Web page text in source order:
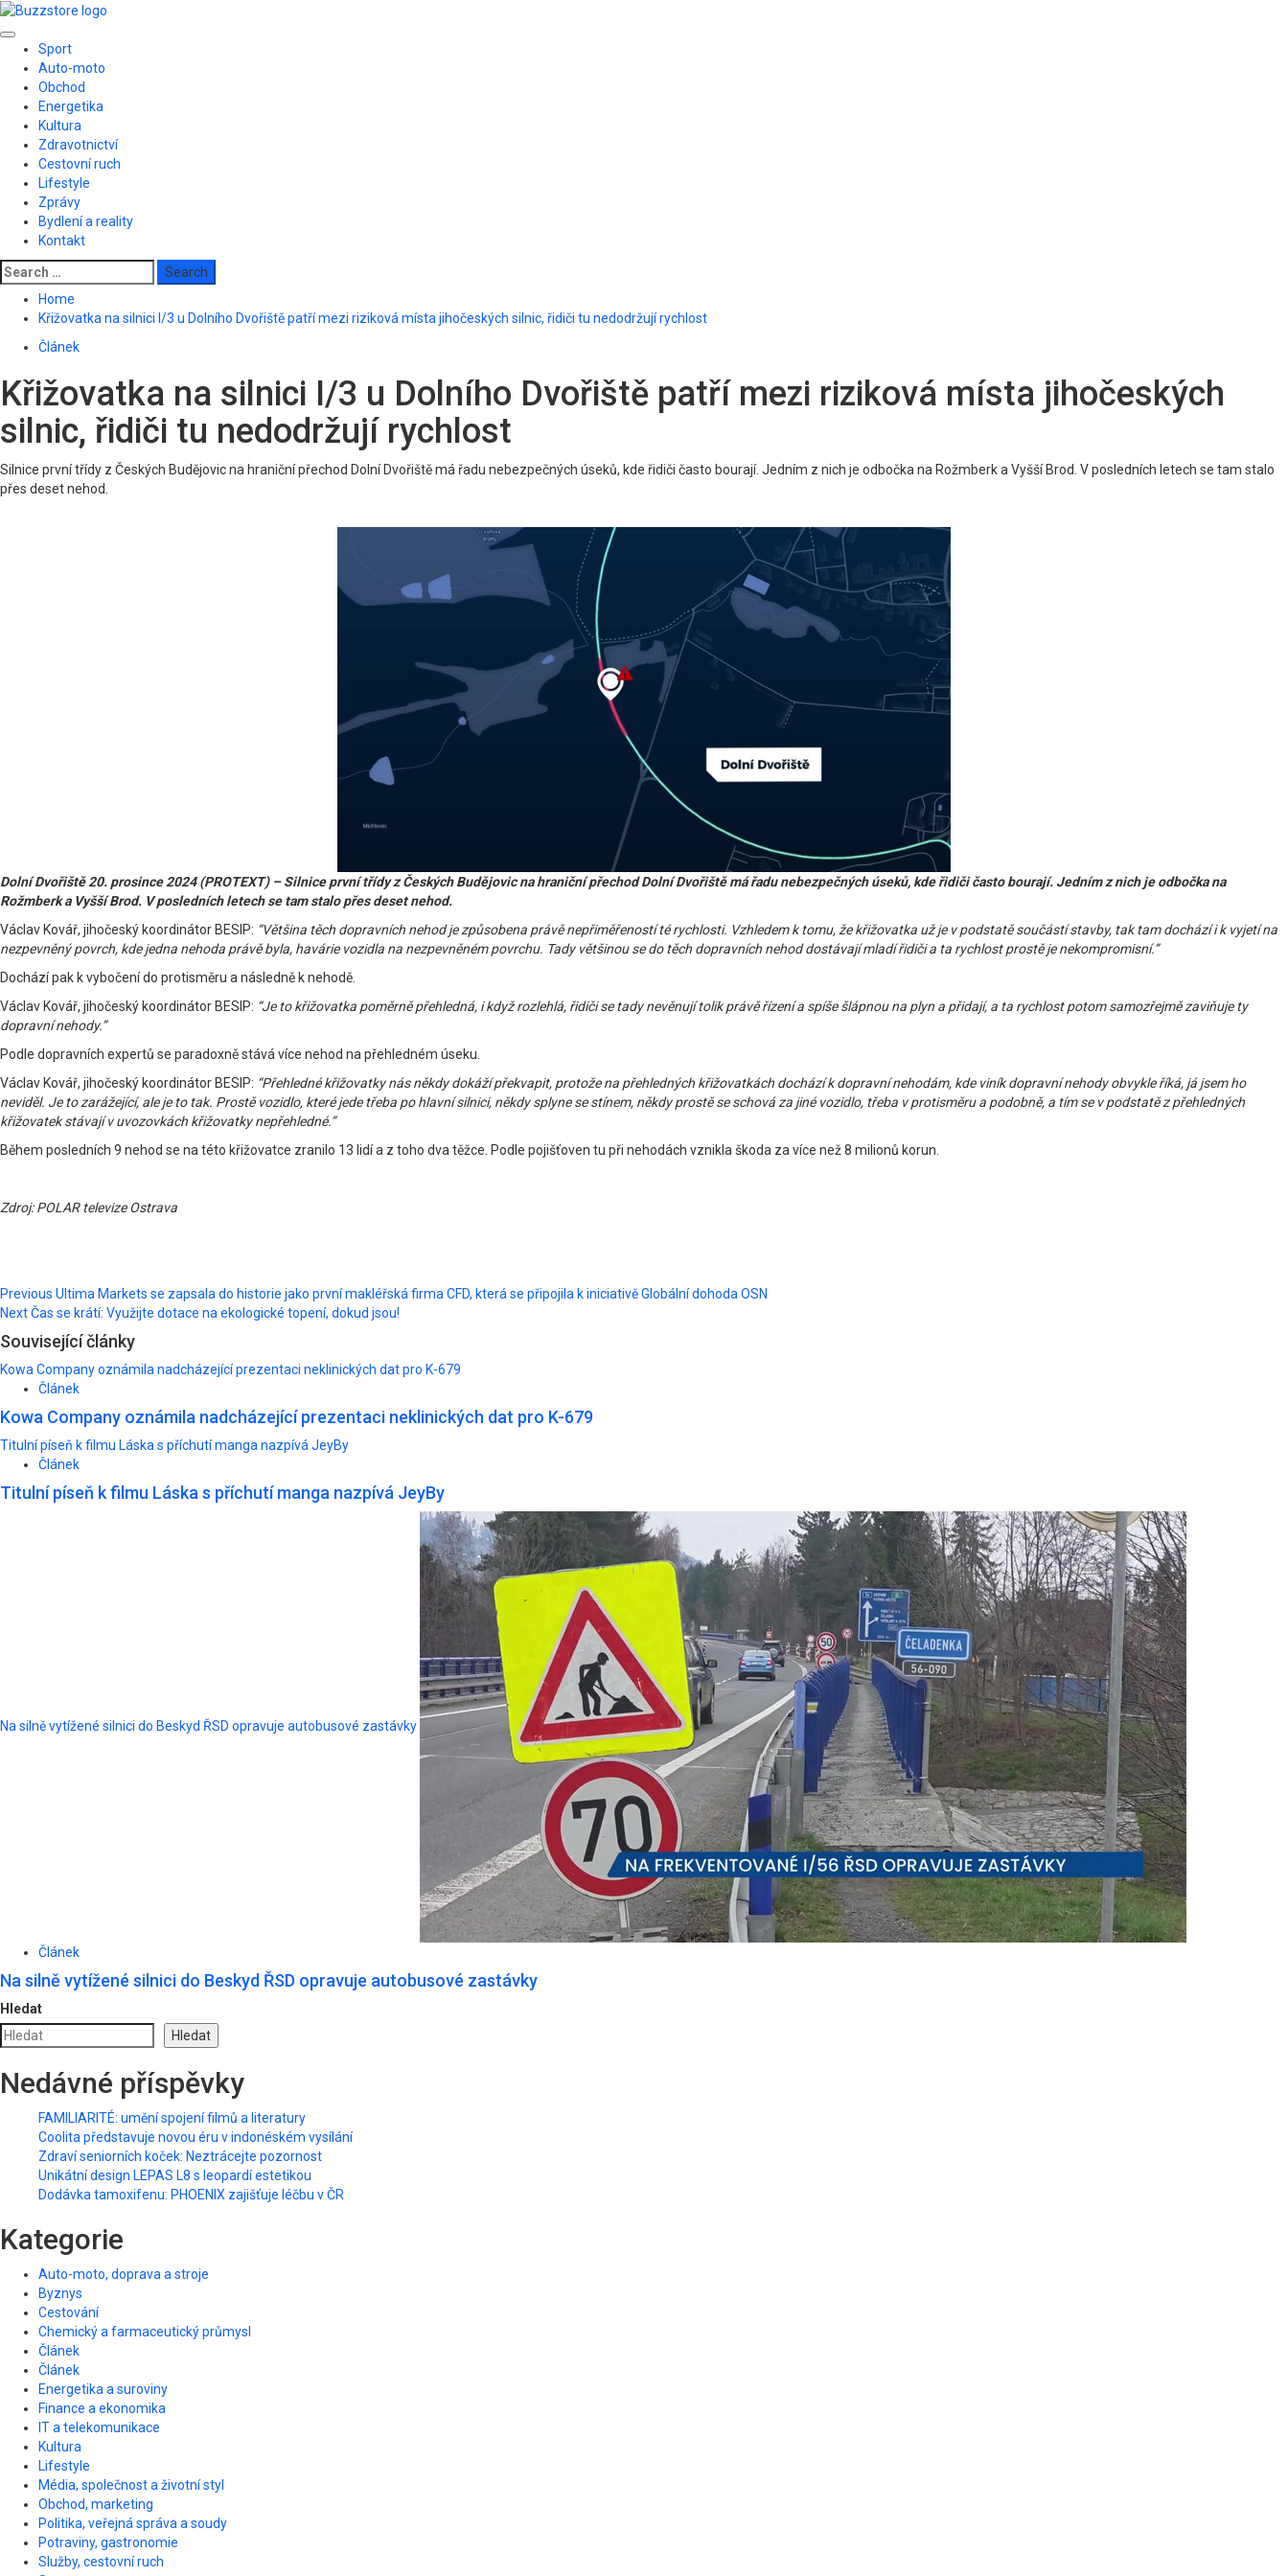
Skip
content
Primary
Menu
Sport
Auto-moto
Obchod
Energetika
Kultura
Zdravotnictví
Cestovní ruch
Lifestyle
Zprávy
Bydlení a reality
Kontakt
Search
for:
Home
Křižovatka na silnici I/3 u Dolního Dvořiště patří mezi riziková místa jihočeských silnic, řidiči tu nedodržují rychlost
Článek
Křižovatka na silnici I/3 u Dolního Dvořiště patří mezi riziková místa jihočeských
silnic, řidiči tu nedodržují rychlost
Silnice první třídy z Českých Budějovic na hraniční přechod Dolní Dvořiště má řadu nebezpečných úseků, kde řidiči často bourají. Jedním z nich je odbočka na Rožmberk a Vyšší Brod. V posledních letech se tam stalo
přes deset nehod.
Dolní Dvořiště 20. prosince 2024 (PROTEXT) – Silnice první třídy z Českých Budějovic na hraniční přechod Dolní Dvořiště má řadu nebezpečných úseků, kde řidiči často bourají. Jedním z nich je odbočka na
Rožmberk a Vyšší Brod. V posledních letech se tam stalo přes deset nehod.
Václav Kovář, jihočeský koordinátor BESIP: “Většina těch dopravních nehod je způsobena právě nepřiměřeností té rychlosti. Vzhledem k tomu, že křižovatka už je v podstatě součástí stavby, tak tam dochází i k vyjetí na
nezpevněný povrch, kde jedna nehoda právě byla, havárie vozidla na nezpevněném povrchu. Tady většinou se do těch dopravních nehod dostávají mladí řidiči a ta rychlost prostě je nekompromisní.”
Dochází pak k vybočení do protisměru a následně k nehodě.
Václav Kovář, jihočeský koordinátor BESIP: “Je to křižovatka poměrně přehledná, i když rozlehlá, řidiči se tady nevěnují tolik právě řízení a spíše šlápnou na plyn a přidají, a ta rychlost potom samozřejmě zaviňuje ty
dopravní nehody.”
Podle dopravních expertů se paradoxně stává více nehod na přehledném úseku.
Václav Kovář, jihočeský koordinátor BESIP: “Přehledné křižovatky nás někdy dokáží překvapit, protože na přehledných křižovatkách dochází k dopravní nehodám, kde viník dopravní nehody obvykle říká, já jsem ho
neviděl. Je to zarážející, ale je to tak. Prostě vozidlo, které jede třeba po hlavní silnici, někdy splyne se stínem, někdy prostě se schová za jiné vozidlo, třeba v protisměru a podobně, a tím se v podstatě z přehledných
křižovatek stávají v uvozovkách křižovatky nepřehledné.”
Během posledních 9 nehod se na této křižovatce zranilo 13 lidí a z toho dva těžce. Podle pojišťoven tu při nehodách vznikla škoda za více než 8 milionů korun.
Zdroj: POLAR televize Ostrava
Post
navigation
Previous Ultima Markets se zapsala do historie jako první makléřská firma CFD, která se připojila k iniciativě Globální dohoda OSN
NextČas se krátí: Využijte dotace na ekologické topení, dokud jsou!
Související články
Kowa Company oznámila nadcházející prezentaci neklinických dat pro K-679
Článek
Kowa Company oznámila nadcházející prezentaci neklinických dat pro K-679
Titulní píseň k filmu Láska s příchutí manga nazpívá JeyBy
Článek
Titulní píseň k filmu Láska s příchutí manga nazpívá JeyBy
Na silně vytížené silnici do Beskyd ŘSD opravuje autobusové zastávky
Článek
Na silně vytížené silnici do Beskyd ŘSD opravuje autobusové zastávky
Hledat
Hledat
Nedávné příspěvky
FAMILIARITÉ: umění spojení filmů a literatury
Coolita představuje novou éru v indonéském vysílání
Zdraví seniorních koček: Neztrácejte pozornost
Unikátní design LEPAS L8 s leopardí estetikou
Dodávka tamoxifenu: PHOENIX zajišťuje léčbu v ČR
Kategorie
Auto-moto, doprava a stroje
Byznys
Cestování
Chemický a farmaceutický průmysl
Článek
Článek
Energetika a suroviny
Finance a ekonomika
IT a telekomunikace
Kultura
Lifestyle
Média, společnost a životní styl
Obchod, marketing
Politika, veřejná správa a soudy
Potraviny, gastronomie
Služby, cestovní ruch